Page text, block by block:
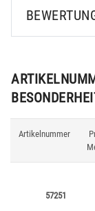
Artikelnummer
57251